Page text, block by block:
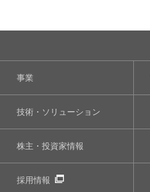
事業
技術・ソリューション
株主・投資家情報
採用情報